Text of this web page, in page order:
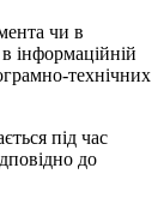
чи в
інформаційній
технічних
під час
до